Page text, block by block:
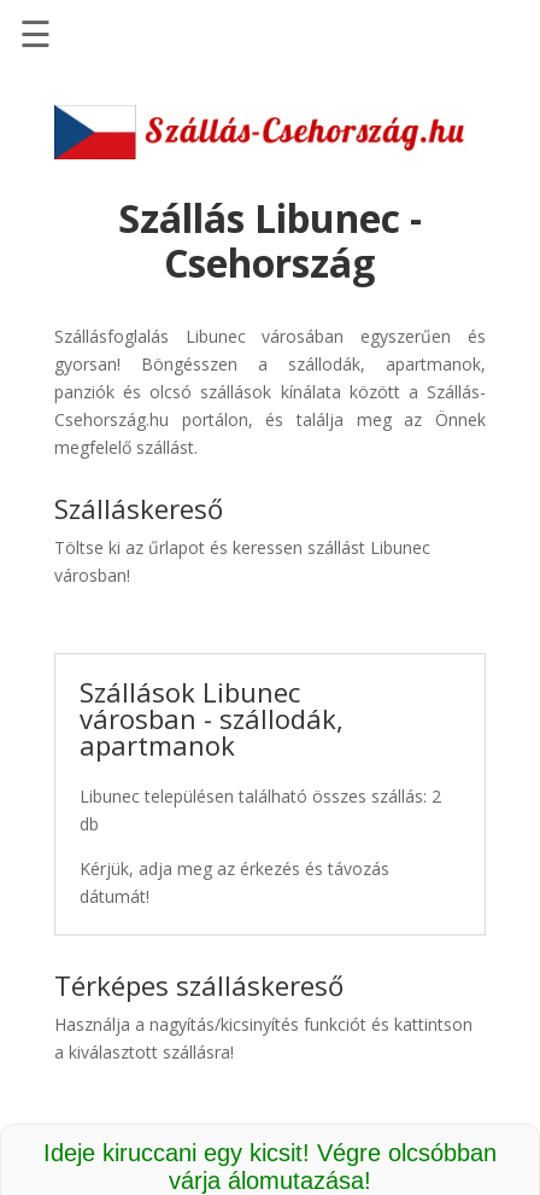
Szállások
Szállásinfo.eu
pénzvisszatérítéssel
Discover
Cars
Transzfer
Kiwi
Taxi
☰
Szállás Libunec -
Csehország
Szállásfoglalás Libunec városában egyszerűen és
gyorsan! Böngésszen a szállodák, apartmanok,
panziók és olcsó szállások kínálata között a Szállás-
Csehország.hu portálon, és találja meg az Önnek
megfelelő szállást.
Szálláskereső
Töltse ki az űrlapot és keressen szállást Libunec
városban!
Szállások Libunec
városban - szállodák,
apartmanok
Libunec településen található összes szállás: 2
db
Kérjük, adja meg az érkezés és távozás
dátumát!
Térképes szálláskereső
Használja a nagyítás/kicsinyítés funkciót és kattintson
a kiválasztott szállásra!
Ideje kiruccani egy kicsit! Végre olcsóbban
várja álomutazása!